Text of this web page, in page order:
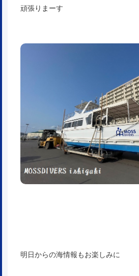
頑張りまーす
明日からの海情報もお楽しみに